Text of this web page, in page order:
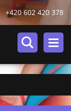
+420 602 420 378